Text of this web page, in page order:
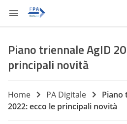
Piano triennale AgID
principali novità
Home PA Digitale
Piano
2022: ecco le principali novità